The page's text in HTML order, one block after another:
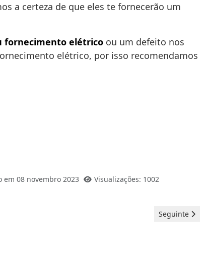
a certeza de que eles te fornecerão um
fornecimento elétrico ou um defeito nos
elétrico, por isso recomendamos
em 08 novembro 2023 Visualizações: 1002
Artigo
Seguinte